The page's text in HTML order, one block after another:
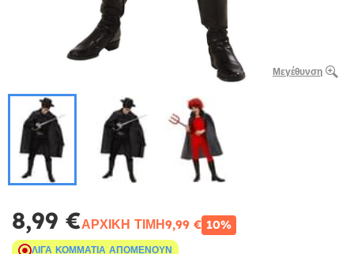
Μεγέθυνση
8,99 €ΑΡΧΙΚΉ ΤΙΜΉ9,99 € 10%
ΛΊΓΑ ΚΟΜΜΆΤΙΑ ΑΠΟΜΈΝΟΥΝ